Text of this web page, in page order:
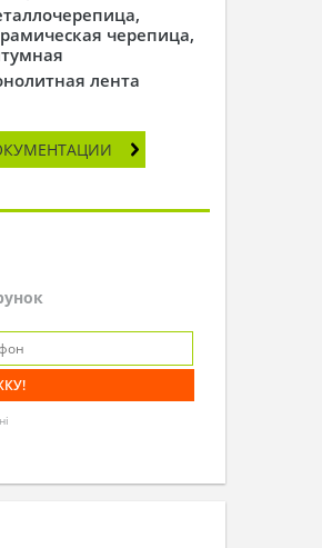
черепица,
лента